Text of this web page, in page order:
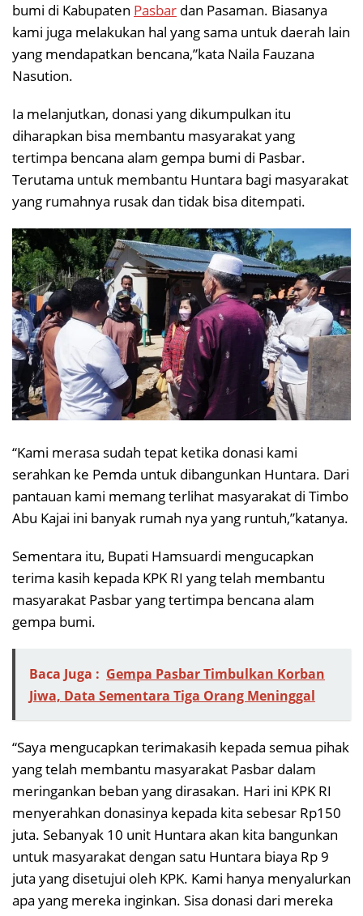
bumi di Kabupaten Pasbar dan Pasaman. Biasanya
kami juga melakukan hal yang sama untuk daerah lain
yang mendapatkan bencana,”kata Naila Fauzana
Nasution.
Ia melanjutkan, donasi yang dikumpulkan itu
diharapkan bisa membantu masyarakat yang
tertimpa bencana alam gempa bumi di Pasbar.
Terutama untuk membantu Huntara bagi masyarakat
yang rumahnya rusak dan tidak bisa ditempati.
“Kami merasa sudah tepat ketika donasi kami
serahkan ke Pemda untuk dibangunkan Huntara. Dari
pantauan kami memang terlihat masyarakat di Timbo
Abu Kajai ini banyak rumah nya yang runtuh,”katanya.
Sementara itu, Bupati Hamsuardi mengucapkan
terima kasih kepada KPK RI yang telah membantu
masyarakat Pasbar yang tertimpa bencana alam
gempa bumi.
Baca Juga : Gempa Pasbar Timbulkan Korban
Jiwa, Data Sementara Tiga Orang Meninggal
“Saya mengucapkan terimakasih kepada semua pihak
yang telah membantu masyarakat Pasbar dalam
meringankan beban yang dirasakan. Hari ini KPK RI
menyerahkan donasinya kepada kita sebesar Rp150
juta. Sebanyak 10 unit Huntara akan kita bangunkan
untuk masyarakat dengan satu Huntara biaya Rp 9
juta yang disetujui oleh KPK. Kami hanya menyalurkan
apa yang mereka inginkan. Sisa donasi dari mereka